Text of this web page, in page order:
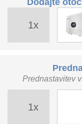
Dodajte
1x
Prednastavitev
1x